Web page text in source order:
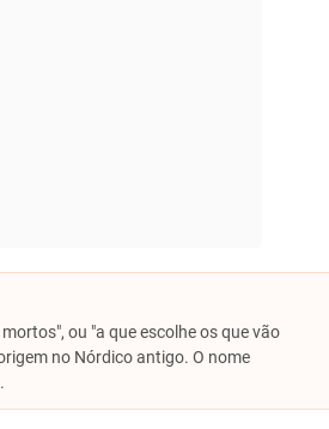
ou "a que escolhe os que vão
no Nórdico antigo. O nome